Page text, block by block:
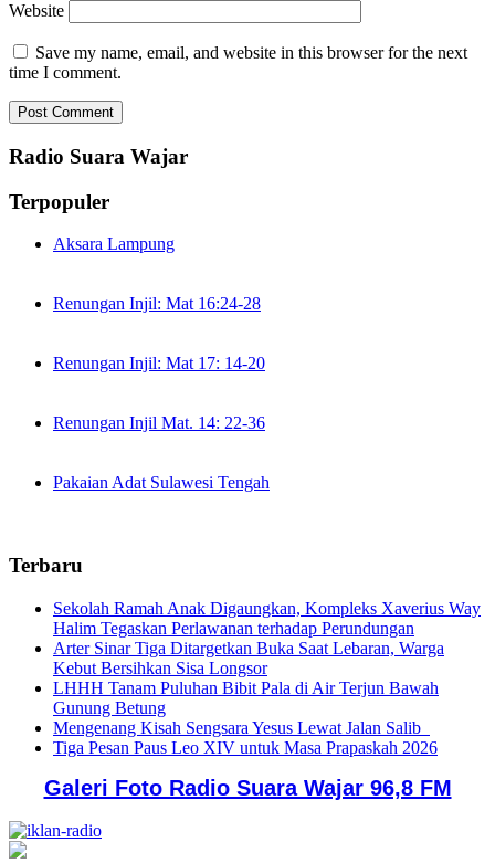
Website
Save my name, email, and website in this browser for the next
time I comment.
Radio Suara Wajar
Terpopuler
Aksara Lampung
Renungan Injil: Mat 16:24-28
Renungan Injil: Mat 17: 14-20
Renungan Injil Mat. 14: 22-36
Pakaian Adat Sulawesi Tengah
Terbaru
Sekolah Ramah Anak Digaungkan, Kompleks Xaverius Way
Halim Tegaskan Perlawanan terhadap Perundungan
Arter Sinar Tiga Ditargetkan Buka Saat Lebaran, Warga
Kebut Bersihkan Sisa Longsor
LHHH Tanam Puluhan Bibit Pala di Air Terjun Bawah
Gunung Betung
Mengenang Kisah Sengsara Yesus Lewat Jalan Salib
Tiga Pesan Paus Leo XIV untuk Masa Prapaskah 2026
Galeri Foto Radio Suara Wajar 96,8 FM